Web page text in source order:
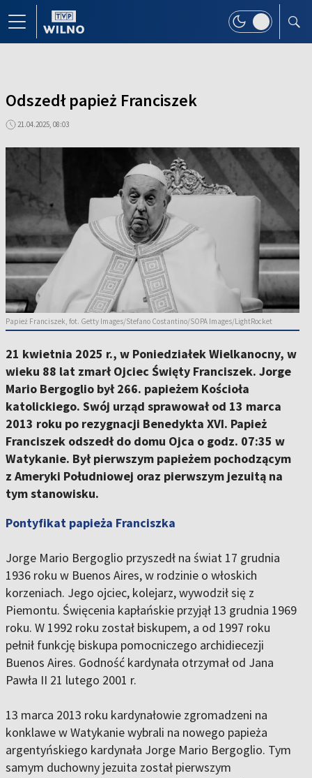
Odszedł papież Franciszek
21.04.2025, 08:03
Papież Franciszek, fot. Getty Images/Stefano Costantino/SOPA Images/LightRocket
21 kwietnia 2025 r., w Poniedziałek Wielkanocny, w
wieku 88 lat zmarł Ojciec Święty Franciszek. Jorge
Mario Bergoglio był 266. papieżem Kościoła
katolickiego. Swój urząd sprawował od 13 marca
2013 roku po rezygnacji Benedykta XVI. Papież
Franciszek odszedł do domu Ojca o godz. 07:35 w
Watykanie. Był pierwszym papieżem pochodzącym
z Ameryki Południowej oraz pierwszym jezuitą na
tym stanowisku.
Pontyfikat papieża Franciszka
Jorge Mario Bergoglio przyszedł na świat 17 grudnia
1936 roku w Buenos Aires, w rodzinie o włoskich
korzeniach. Jego ojciec, kolejarz, wywodził się z
Piemontu. Święcenia kapłańskie przyjął 13 grudnia 1969
roku. W 1992 roku został biskupem, a od 1997 roku
pełnił funkcję biskupa pomocniczego archidiecezji
Buenos Aires. Godność kardynała otrzymał od Jana
Pawła II 21 lutego 2001 r.
13 marca 2013 roku kardynałowie zgromadzeni na
konklawe w Watykanie wybrali na nowego papieża
argentyńskiego kardynała Jorge Mario Bergoglio. Tym
samym duchowny jezuita został pierwszym